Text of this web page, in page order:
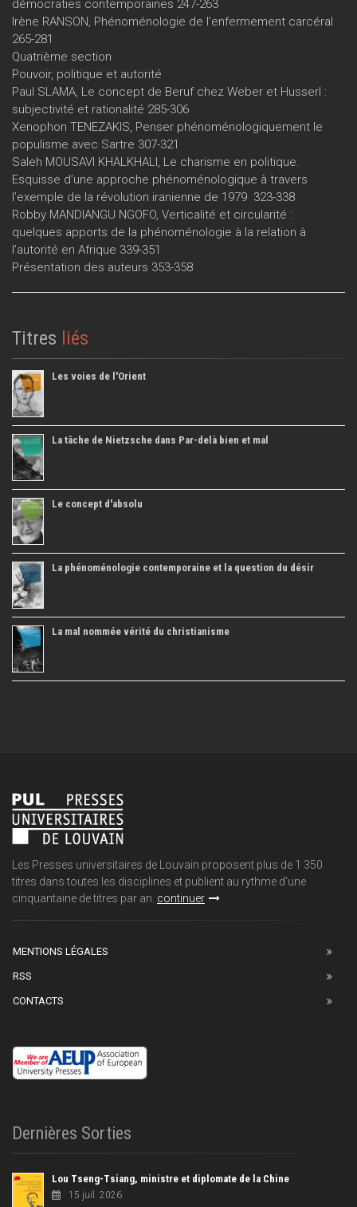
démocraties contemporaines 247-263
Irène RANSON, Phénoménologie de l’enfermement carcéral
265-281
Quatrième section
Pouvoir, politique et autorité
Paul SLAMA, Le concept de Beruf chez Weber et Husserl :
subjectivité et rationalité 285-306
Xenophon TENEZAKIS, Penser phénoménologiquement le
populisme avec Sartre 307-321
Saleh MOUSAVI KHALKHALI, Le charisme en politique.
Esquisse d’une approche phénoménologique à travers
l’exemple de la révolution iranienne de 1979 323-338
Robby MANDIANGU NGOFO, Verticalité et circularité :
quelques apports de la phénoménologie à la relation à
l’autorité en Afrique 339-351
Présentation des auteurs 353-358
Titres liés
Les voies de l'Orient
La tâche de Nietzsche dans Par-delà bien et mal
Le concept d'absolu
La phénoménologie contemporaine et la question du désir
La mal nommée vérité du christianisme
Les Presses universitaires de Louvain proposent plus de 1 350
titres dans toutes les disciplines et publient au rythme d'une
cinquantaine de titres par an. continuer
MENTIONS LÉGALES
RSS
CONTACTS
Dernières Sorties
Lou Tseng-Tsiang, ministre et diplomate de la Chine
15 juil. 2026